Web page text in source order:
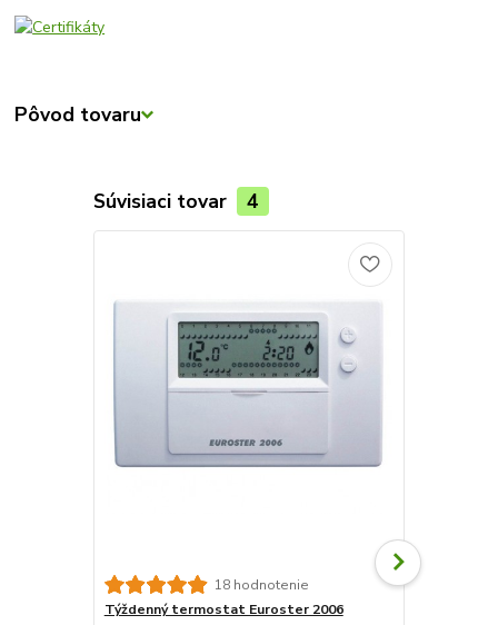
Pôvod tovaru
Súvisiaci tovar 4
18 hodnotenie
Týždenný termostat Euroster 2006